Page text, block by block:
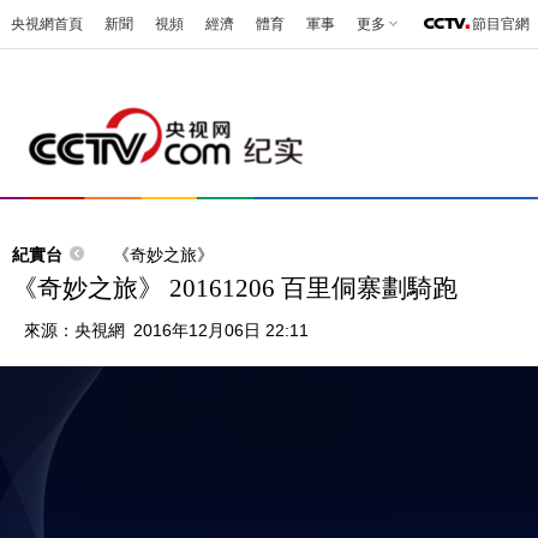
央視網首頁 新聞 視頻 經濟 體育 軍事 更多 節目官網
紀實台 《奇妙之旅》
《奇妙之旅》 20161206 百里侗寨劃騎跑
來源： 央視網 2016年12月06日 22:11